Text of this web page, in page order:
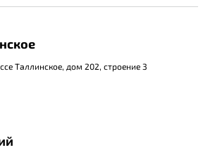
Таллинское, дом 202, строение 3